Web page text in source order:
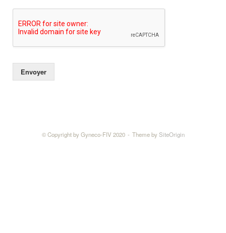
Envoyer
© Copyright by Gyneco-FIV 2020 Theme bySiteOrigin